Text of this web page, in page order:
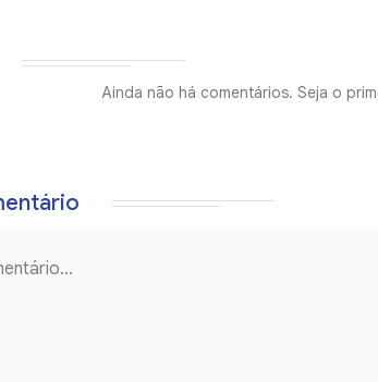
Ainda não há comentários. Seja o